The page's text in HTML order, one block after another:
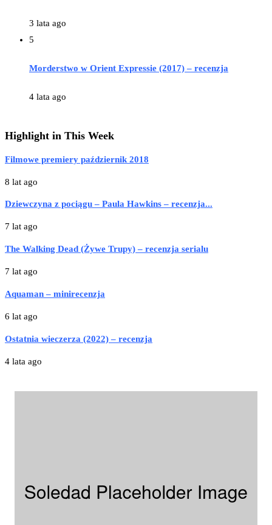
3 lata ago
5
Morderstwo w Orient Expressie (2017) – recenzja
4 lata ago
Highlight in This Week
Filmowe premiery październik 2018
8 lat ago
Dziewczyna z pociągu – Paula Hawkins – recenzja...
7 lat ago
The Walking Dead (Żywe Trupy) – recenzja serialu
7 lat ago
Aquaman – minirecenzja
6 lat ago
Ostatnia wieczerza (2022) – recenzja
4 lata ago